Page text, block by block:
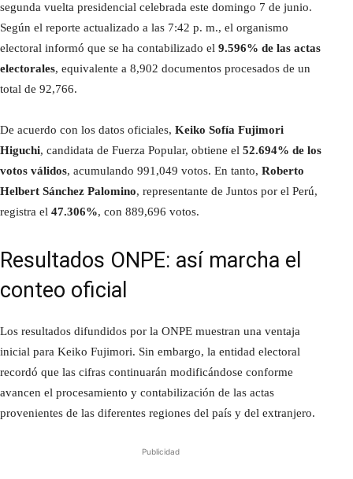
segunda vuelta presidencial celebrada este domingo 7 de junio.
Según el reporte actualizado a las 7:42 p. m., el organismo
electoral informó que se ha contabilizado el 9.596% de las actas
electorales, equivalente a 8,902 documentos procesados de un
total de 92,766.
De acuerdo con los datos oficiales, Keiko Sofía Fujimori
Higuchi, candidata de Fuerza Popular, obtiene el 52.694% de los
votos válidos, acumulando 991,049 votos. En tanto, Roberto
Helbert Sánchez Palomino, representante de Juntos por el Perú,
registra el 47.306%, con 889,696 votos.
Resultados ONPE: así marcha el
conteo oficial
Los resultados difundidos por la ONPE muestran una ventaja
inicial para Keiko Fujimori. Sin embargo, la entidad electoral
recordó que las cifras continuarán modificándose conforme
avancen el procesamiento y contabilización de las actas
provenientes de las diferentes regiones del país y del extranjero.
Publicidad